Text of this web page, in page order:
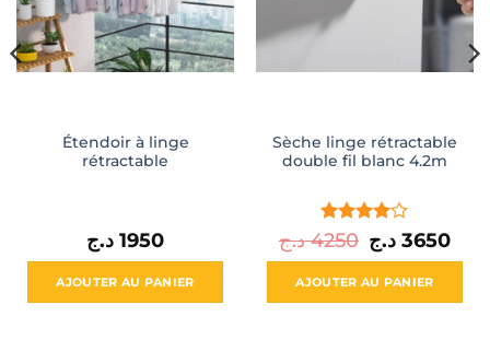
Étendoir à linge
rétractable
1950 د.ج
AJOUTER AU PANIER
Sèche linge rétractable
double fil blanc 4.2m
Note
4
4250 د.ج
Le
prix
initial
était :
3650 د.ج
Le
AJOUTER AU PANIER